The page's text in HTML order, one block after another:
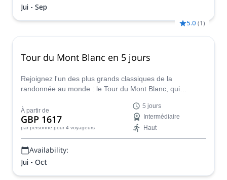
Jui - Sep
5.0 (1)
Tour du Mont Blanc en 5 jours
Rejoignez l'un des plus grands classiques de la
randonnée au monde : le Tour du Mont Blanc, qui
d'Emma, accompagnatrice en montagne certifiée UIMLA.
À partir de
GBP 1617
par personne pour 4 voyageurs
5 jours
Intermédiaire
Haut
Availability:
Jui - Oct